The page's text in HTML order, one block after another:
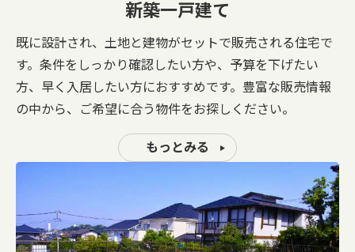
新築一戸建て
既に設計され、土地と建物がセットで販売される住宅で
す。条件をしっかり確認したい方や、予算を下げたい
方、早く入居したい方におすすめです。豊富な販売情報
の中から、ご希望に合う物件をお探しください。
もっとみる